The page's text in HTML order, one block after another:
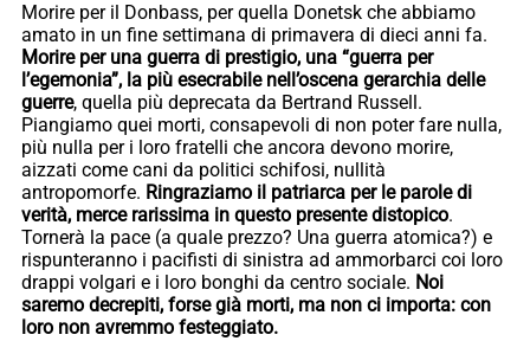
Morire per il Donbass, per quella Donetsk che abbiamo
amato in un fine settimana di primavera di dieci anni fa.
Morire per una guerra di prestigio, una “guerra per
l’egemonia”, la più esecrabile nell’oscena gerarchia delle
guerre, quella più deprecata da Bertrand Russell.
Piangiamo quei morti, consapevoli di non poter fare nulla,
più nulla per i loro fratelli che ancora devono morire,
aizzati come cani da politici schifosi, nullità
antropomorfe. Ringraziamo il patriarca per le parole di
verità, merce rarissima in questo presente distopico.
Tornerà la pace (a quale prezzo? Una guerra atomica?) e
rispunteranno i pacifisti di sinistra ad ammorbarci coi loro
drappi volgari e i loro bonghi da centro sociale. Noi
saremo decrepiti, forse già morti, ma non ci importa: con
loro non avremmo festeggiato.